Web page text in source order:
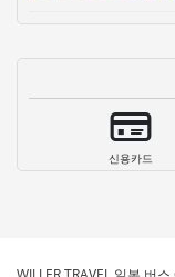
신용카드